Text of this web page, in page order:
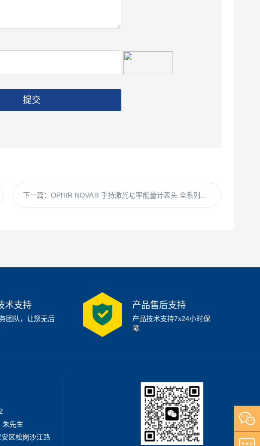
提交
下一篇： OPHIR NOVA II 手持激光功率能量计表头 全系列探头兼容
术支持
团队，让您无后
产品售后支持
产品技术支持7x24小时保
障
朱先生
区松岗沙江路